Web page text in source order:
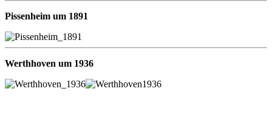
Pissenheim um 1891
Werthhoven um 1936